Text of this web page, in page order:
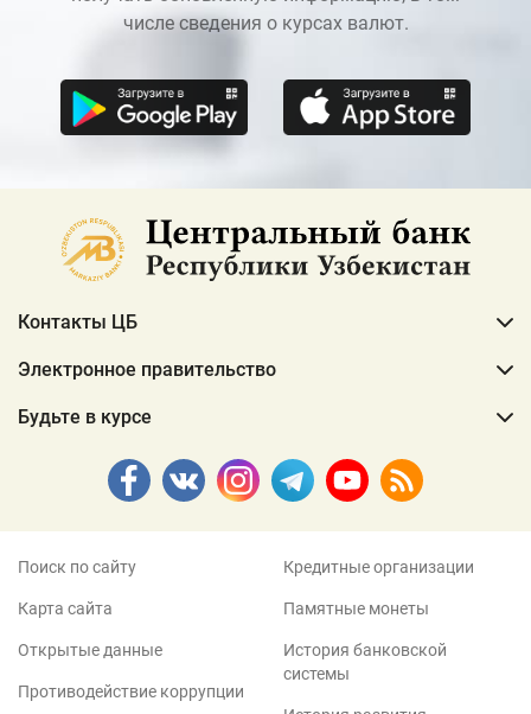
числе сведения о курсах валют.
Контакты ЦБ
Электронное правительство
Будьте в курсе
Поиск по сайту
Карта сайта
Открытые данные
Противодействие коррупции
Кредитные организации
Памятные монеты
История банковской
системы